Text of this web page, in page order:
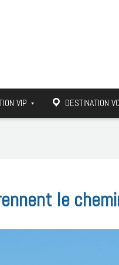
VIP DESTINATION
le